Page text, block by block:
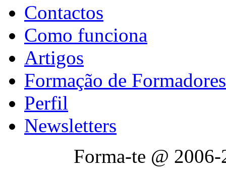
Contactos
Como funciona
Artigos
Formação de Formadores
Perfil
Newsletters
Forma-te @